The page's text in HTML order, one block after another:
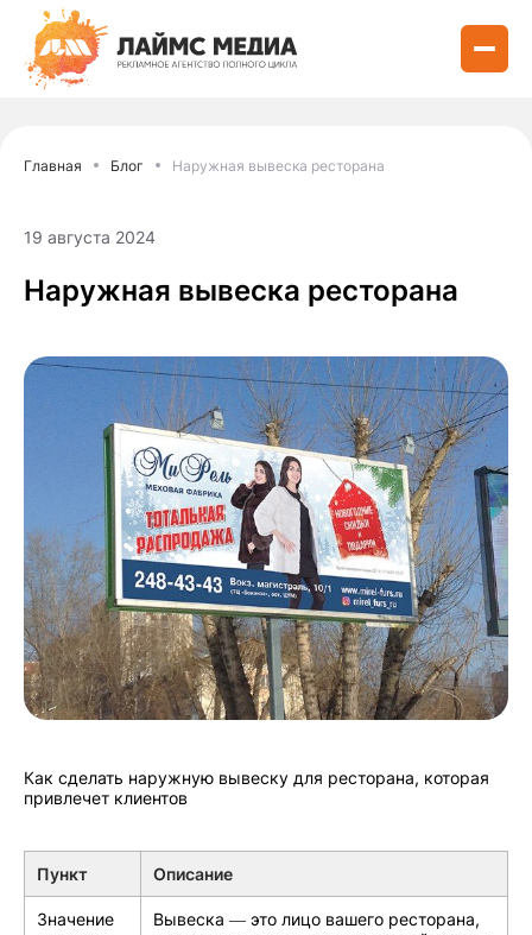
Главная Блог Наружная вывеска ресторана
19 августа 2024
Наружная вывеска ресторана
Как сделать наружную вывеску для ресторана, которая
привлечет клиентов
Пункт Описание
Значение
Вывеска — это лицо вашего ресторана,